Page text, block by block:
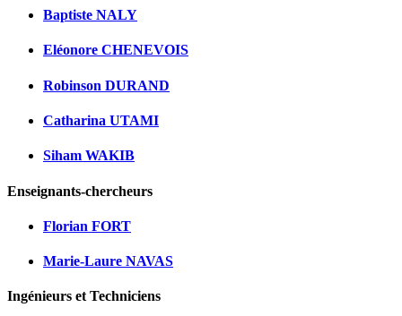
Baptiste NALY
Eléonore CHENEVOIS
Robinson DURAND
Catharina UTAMI
Siham WAKIB
Enseignants-chercheurs
Florian FORT
Marie-Laure NAVAS
Ingénieurs et Techniciens